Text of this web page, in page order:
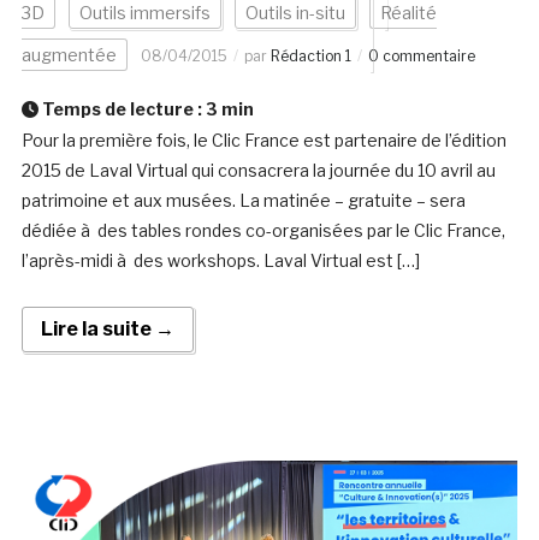
3D Outils immersifs Outils in-situ Réalité
augmentée 08/04/2015 par Rédaction 1 0 commentaire
Temps de lecture : 3 min
Pour la première fois, le Clic France est partenaire de l’édition
2015 de Laval Virtual qui consacrera la journée du 10 avril au
patrimoine et aux musées. La matinée – gratuite – sera
dédiée à des tables rondes co-organisées par le Clic France,
l’après-midi à des workshops. Laval Virtual est […]
Lire la suite →